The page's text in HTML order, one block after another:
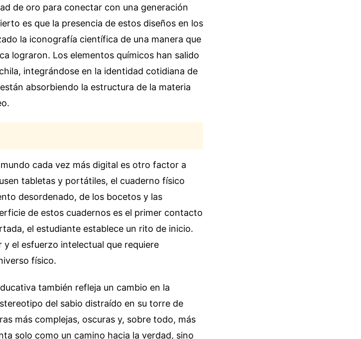
de oro para conectar con una generación
es que la presencia de estos diseños en los
la iconografía científica de una manera que
lograron. Los elementos químicos han salido
integrándose en la identidad cotidiana de
absorbiendo la estructura de la materia
cada vez más digital es otro factor a
tabletas y portátiles, el cuaderno físico
desordenado, de los bocetos y las
de estos cuadernos es el primer contacto
el estudiante establece un rito de inicio.
el esfuerzo intelectual que requiere
físico.
también refleja un cambio en la
del sabio distraído en su torre de
más complejas, oscuras y, sobre todo, más
solo como un camino hacia la verdad, sino